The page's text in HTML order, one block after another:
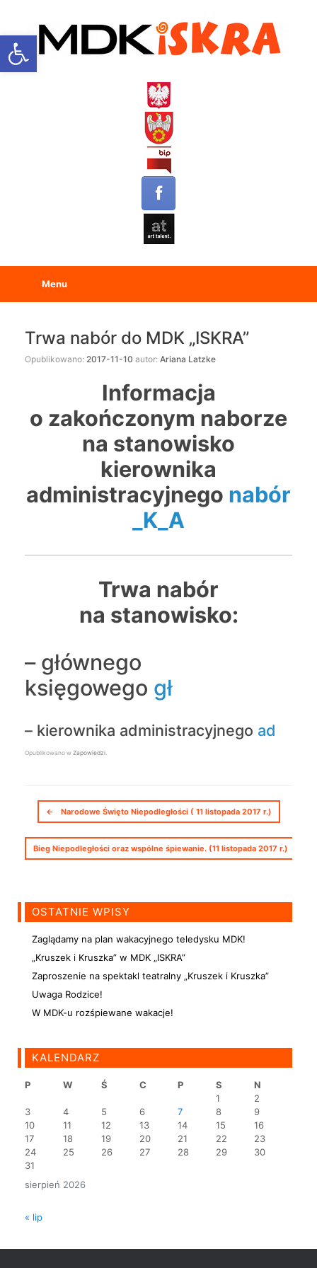
Open toolbar
Menu
Trwa nabór do MDK „ISKRA”
Opublikowano: 2017-11-10 autor: Ariana Latzke
Informacja
o zakończonym naborze
na stanowisko
kierownika
administracyjnego nabór
_K_A
Trwa nabór
na stanowisko:
– głównego
księgowego gł
– kierownika administracyjnego ad
Opublikowano w Zapowiedzi.
Nawigacja postów
← Narodowe Święto Niepodległości ( 11 listopada 2017 r.)
Bieg Niepodległości oraz wspólne śpiewanie. (11 listopada 2017 r.)
OSTATNIE WPISY
Zaglądamy na plan wakacyjnego teledysku MDK!
„Kruszek i Kruszka” w MDK „ISKRA”
Zaproszenie na spektakl teatralny „Kruszek i Kruszka”
Uwaga Rodzice!
W MDK-u rozśpiewane wakacje!
KALENDARZ
sierpień 2026
P W Ś C P S
N
1
2
3
4 5 6 7 8
9
10
11 12 13 14 15
16
17
18 19 20 21 22
23
24
25 26 27 28 29
30
31
« lip